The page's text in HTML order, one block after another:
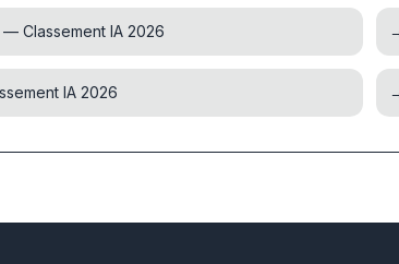
Classement IA 2026
IA 2026